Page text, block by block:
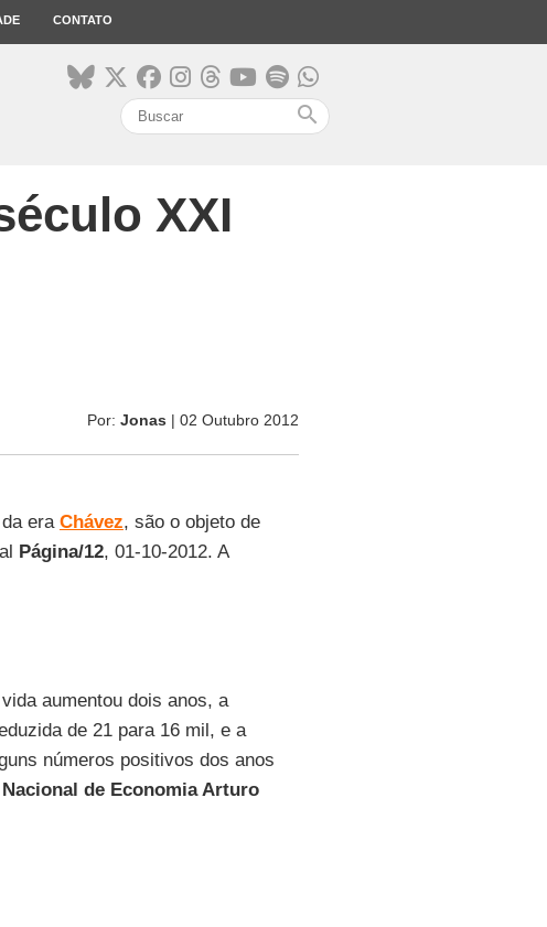
CONTATO
search
XXI
Por: Jonas | 02 Outubro 2012
era Chávez, são o objeto de
Página/12, 01-10-2012. A
aumentou dois anos, a
de 21 para 16 mil, e a
números positivos dos anos
de Economia Arturo